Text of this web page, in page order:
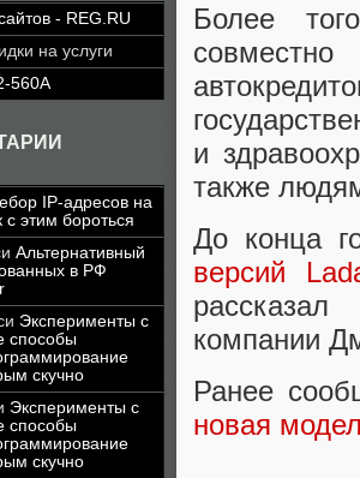
- REG.RU
на услуги
560A
IP-адресов на
с этим бороться
Альтернативный
в РФ
Эксперименты с
способы
скучно
Эксперименты с
способы
скучно
Более
и
также
До конца
версий
компании
Ранее
новая